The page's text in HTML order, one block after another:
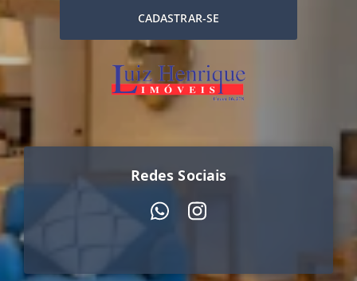
CADASTRAR-SE
Redes Sociais